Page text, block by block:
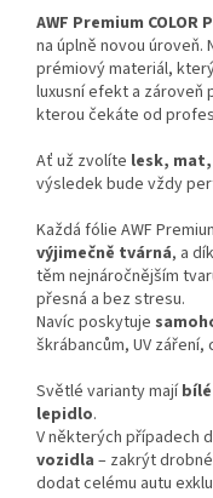
AWF Premium COLOR
na úplně novou úroveň.
prémiový materiál,
luxusní efekt a zároveň
kterou čekáte od
Ať už zvolíte lesk,
výsledek bude vždy
Každá fólie AWF
výjimečně tvárná, a
těm nejnáročnějším
přesná a bez stresu.
Navíc poskytuje
škrábancům, UV
Světlé varianty mají
lepidlo.
V některých případech
vozidla – zakrýt
dodat celému autu